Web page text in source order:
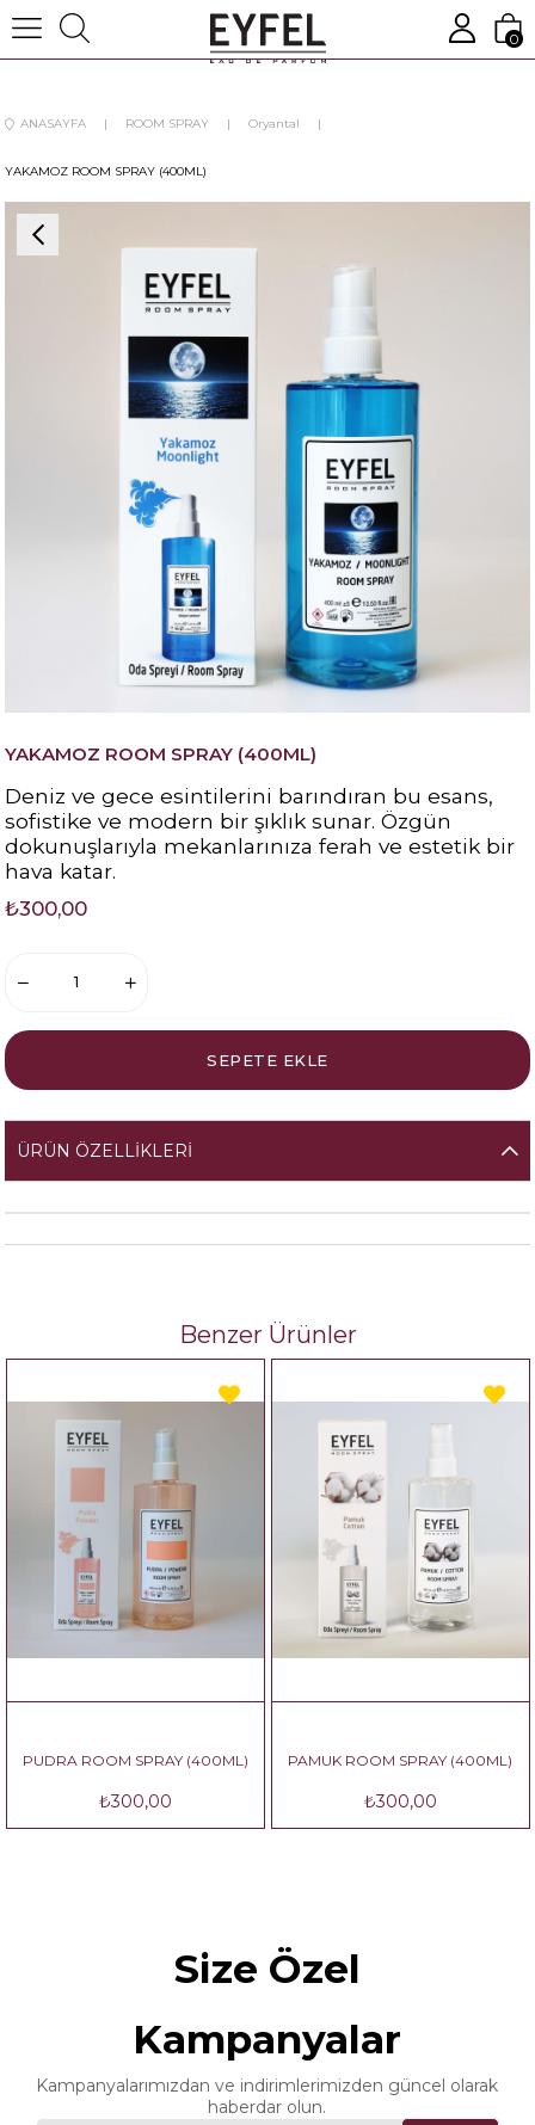
0
ANASAYFA ROOM SPRAY Oryantal
YAKAMOZ ROOM SPRAY (400ML)
YAKAMOZ ROOM SPRAY (400ML)
Deniz ve gece esintilerini barındıran bu esans,
sofistike ve modern bir şıklık sunar. Özgün
dokunuşlarıyla mekanlarınıza ferah ve estetik bir
hava katar.
₺300,00
ÜRÜN ÖZELLIKLERI
Benzer Ürünler
ROOM SPRAY (400ML)
₺300,00
PAMUK ROOM SPRAY (400ML)
₺300,00
Size Özel
Kampanyalar
Kampanyalarımızdan ve indirimlerimizden güncel olarak
haberdar olun.